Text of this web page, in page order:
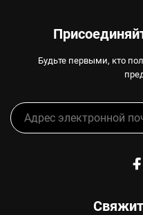
Будьте первыми, кто